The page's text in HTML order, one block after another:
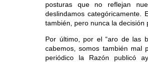
posturas que no reflejan
deslindamos categóricamente.
también, pero nunca la decisión
Por último, por el “aro de las
cabemos, somos también
periódico la Razón publicó